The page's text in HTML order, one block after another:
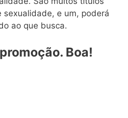
sexualidade, e um, poderá
ao que busca.
promoção. Boa!